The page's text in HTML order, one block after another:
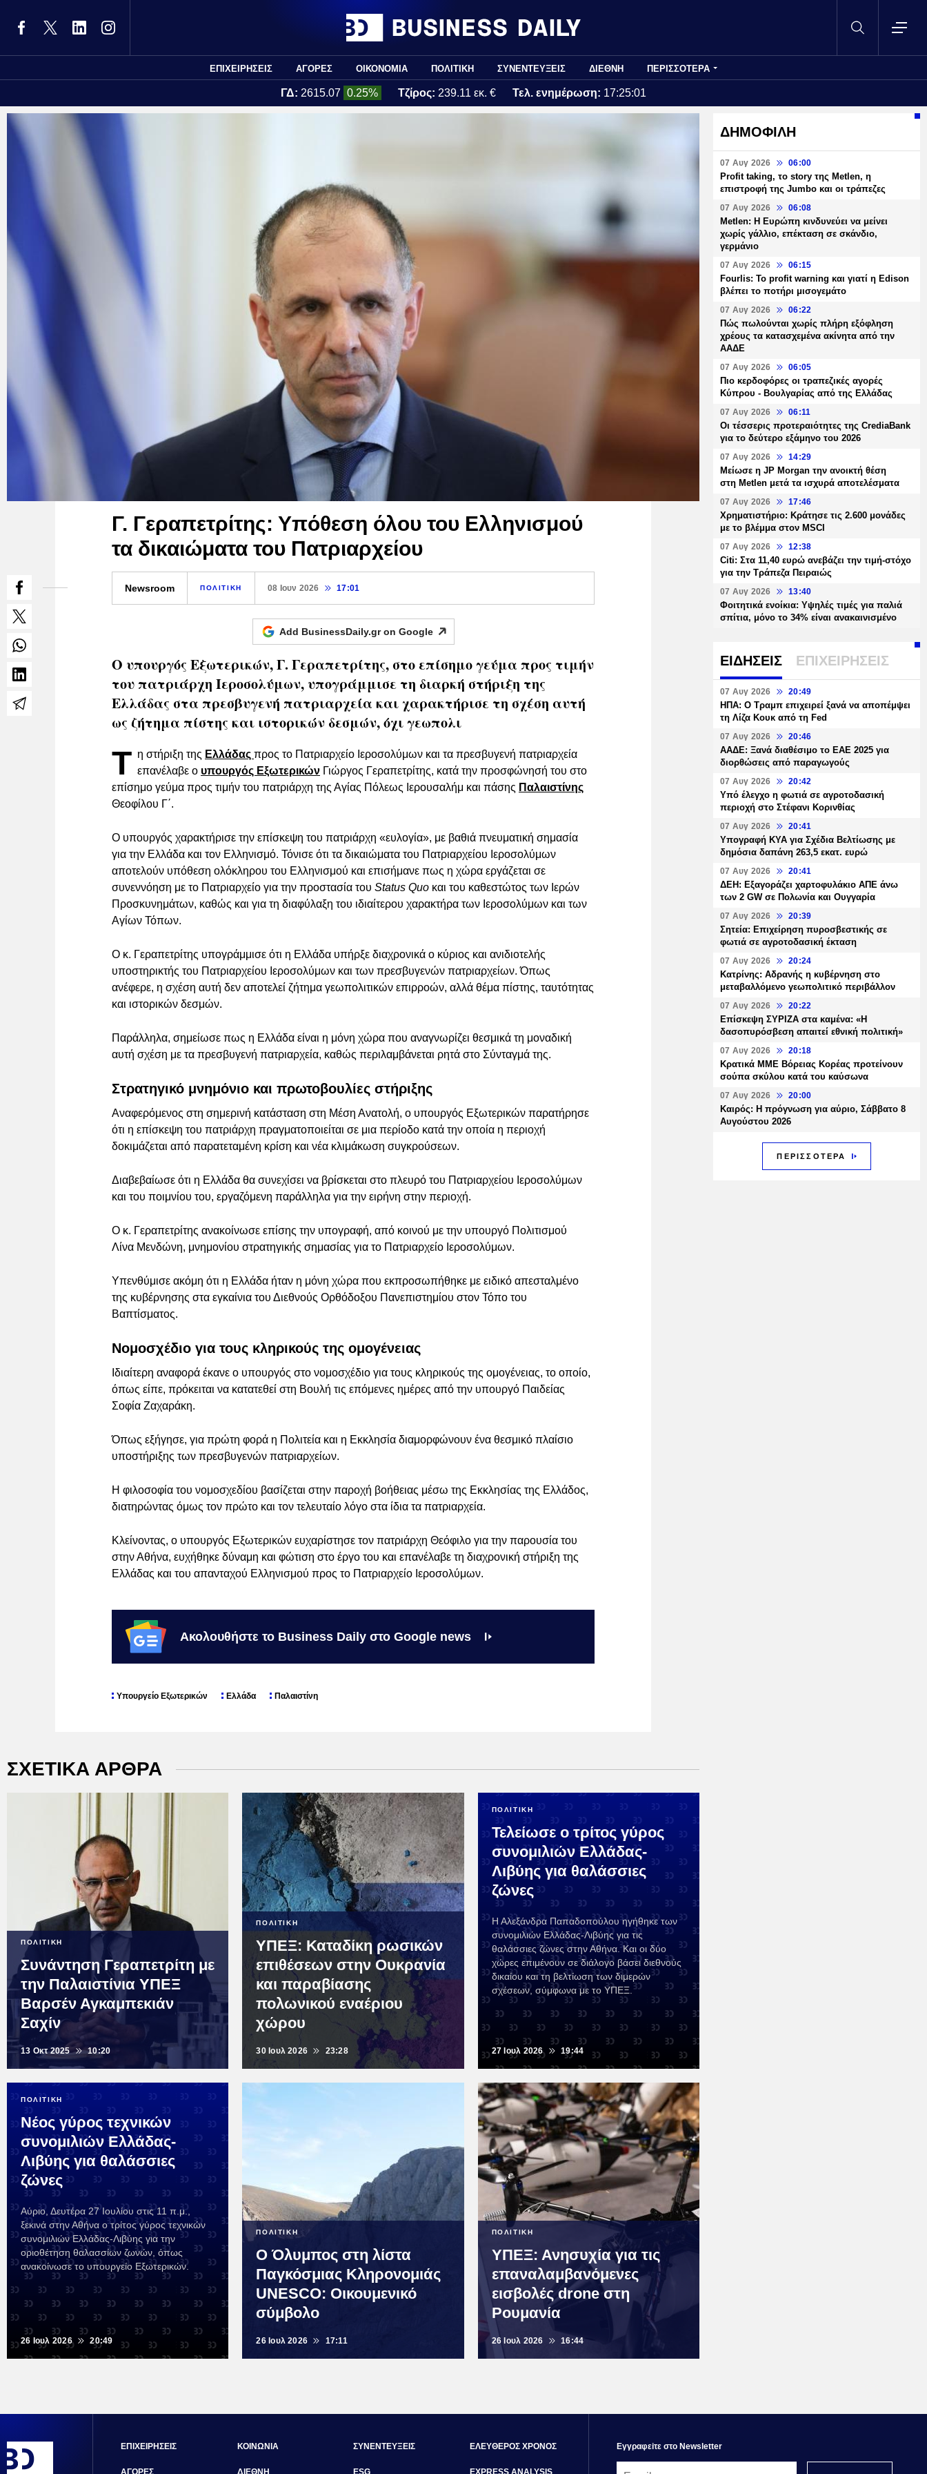
ΕΠΙΧΕΙΡΗΣΕΙΣ ΑΓΟΡΕΣ ΟΙΚΟΝΟΜΙΑ ΠΟΛΙΤΙΚΗ ΣΥΝΕΝΤΕΥΞΕΙΣ ΔΙΕΘΝΗ ΠΕΡΙΣΣΟΤΕΡΑ
ΓΔ: 2615.07 0.25% Τζίρος: 239.11 εκ. € Τελ. ενημέρωση: 17:25:01
Γ. Γεραπετρίτης: Υπόθεση όλου του Ελληνισμού
τα δικαιώματα του Πατριαρχείου
Newsroom ΠΟΛΙΤΙΚΗ 08 Ιουν 2026 17:01
Add BusinessDaily.gr on Google
Ο υπουργός Εξωτερικών, Γ. Γεραπετρίτης, στο επίσημο γεύμα προς τιμήν
του πατριάρχη Ιεροσολύμων, υπογράμμισε τη διαρκή στήριξη της
Ελλάδας στα πρεσβυγενή πατριαρχεία και χαρακτήρισε τη σχέση αυτή
ως ζήτημα πίστης και ιστορικών δεσμών, όχι γεωπολι
Τ η στήριξη της Ελλάδας προς το Πατριαρχείο Ιεροσολύμων και τα πρεσβυγενή πατριαρχεία
επανέλαβε ο υπουργός Εξωτερικών Γιώργος Γεραπετρίτης, κατά την προσφώνησή του στο
επίσημο γεύμα προς τιμήν του πατριάρχη της Αγίας Πόλεως Ιερουσαλήμ και πάσης Παλαιστίνης
Θεοφίλου Γ΄.
Ο υπουργός χαρακτήρισε την επίσκεψη του πατριάρχη «ευλογία», με βαθιά πνευματική σημασία
για την Ελλάδα και τον Ελληνισμό. Τόνισε ότι τα δικαιώματα του Πατριαρχείου Ιεροσολύμων
αποτελούν υπόθεση ολόκληρου του Ελληνισμού και επισήμανε πως η χώρα εργάζεται σε
συνεννόηση με το Πατριαρχείο για την προστασία του Status Quo και του καθεστώτος των Ιερών
Προσκυνημάτων, καθώς και για τη διαφύλαξη του ιδιαίτερου χαρακτήρα των Ιεροσολύμων και των
Αγίων Τόπων.
Ο κ. Γεραπετρίτης υπογράμμισε ότι η Ελλάδα υπήρξε διαχρονικά ο κύριος και ανιδιοτελής
υποστηρικτής του Πατριαρχείου Ιεροσολύμων και των πρεσβυγενών πατριαρχείων. Όπως
ανέφερε, η σχέση αυτή δεν αποτελεί ζήτημα γεωπολιτικών επιρροών, αλλά θέμα πίστης, ταυτότητας
και ιστορικών δεσμών.
Παράλληλα, σημείωσε πως η Ελλάδα είναι η μόνη χώρα που αναγνωρίζει θεσμικά τη μοναδική
αυτή σχέση με τα πρεσβυγενή πατριαρχεία, καθώς περιλαμβάνεται ρητά στο Σύνταγμά της.
Στρατηγικό μνημόνιο και πρωτοβουλίες στήριξης
Αναφερόμενος στη σημερινή κατάσταση στη Μέση Ανατολή, ο υπουργός Εξωτερικών παρατήρησε
ότι η επίσκεψη του πατριάρχη πραγματοποιείται σε μια περίοδο κατά την οποία η περιοχή
δοκιμάζεται από παρατεταμένη κρίση και νέα κλιμάκωση συγκρούσεων.
Διαβεβαίωσε ότι η Ελλάδα θα συνεχίσει να βρίσκεται στο πλευρό του Πατριαρχείου Ιεροσολύμων
και του ποιμνίου του, εργαζόμενη παράλληλα για την ειρήνη στην περιοχή.
Ο κ. Γεραπετρίτης ανακοίνωσε επίσης την υπογραφή, από κοινού με την υπουργό Πολιτισμού
Λίνα Μενδώνη, μνημονίου στρατηγικής σημασίας για το Πατριαρχείο Ιεροσολύμων.
Υπενθύμισε ακόμη ότι η Ελλάδα ήταν η μόνη χώρα που εκπροσωπήθηκε με ειδικό απεσταλμένο
της κυβέρνησης στα εγκαίνια του Διεθνούς Ορθόδοξου Πανεπιστημίου στον Τόπο του
Βαπτίσματος.
Νομοσχέδιο για τους κληρικούς της ομογένειας
Ιδιαίτερη αναφορά έκανε ο υπουργός στο νομοσχέδιο για τους κληρικούς της ομογένειας, το οποίο,
όπως είπε, πρόκειται να κατατεθεί στη Βουλή τις επόμενες ημέρες από την υπουργό Παιδείας
Σοφία Ζαχαράκη.
Όπως εξήγησε, για πρώτη φορά η Πολιτεία και η Εκκλησία διαμορφώνουν ένα θεσμικό πλαίσιο
υποστήριξης των πρεσβυγενών πατριαρχείων.
Η φιλοσοφία του νομοσχεδίου βασίζεται στην παροχή βοήθειας μέσω της Εκκλησίας της Ελλάδος,
διατηρώντας όμως τον πρώτο και τον τελευταίο λόγο στα ίδια τα πατριαρχεία.
Κλείνοντας, ο υπουργός Εξωτερικών ευχαρίστησε τον πατριάρχη Θεόφιλο για την παρουσία του
στην Αθήνα, ευχήθηκε δύναμη και φώτιση στο έργο του και επανέλαβε τη διαχρονική στήριξη της
Ελλάδας και του απανταχού Ελληνισμού προς το Πατριαρχείο Ιεροσολύμων.
Ακολουθήστε το Business Daily στο Google news
Υπουργείο Εξωτερικών Ελλάδα Παλαιστίνη
ΣΧΕΤΙΚΑ ΑΡΘΡΑ
ΠΟΛΙΤΙΚΗ
Συνάντηση Γεραπετρίτη με
την Παλαιστίνια ΥΠΕΞ
Βαρσέν Αγκαμπεκιάν
Σαχίν
13 Οκτ 2025 10:20
ΠΟΛΙΤΙΚΗ
ΥΠΕΞ: Καταδίκη ρωσικών
επιθέσεων στην Ουκρανία
και παραβίασης
πολωνικού εναέριου
χώρου
30 Ιουλ 2026 23:28
ΠΟΛΙΤΙΚΗ
Τελείωσε ο τρίτος γύρος
συνομιλιών Ελλάδας-
Λιβύης για θαλάσσιες
ζώνες
Η Αλεξάνδρα Παπαδοπούλου ηγήθηκε των
συνομιλιών Ελλάδας-Λιβύης για τις
θαλάσσιες ζώνες στην Αθήνα. Και οι δύο
χώρες επιμένουν σε διάλογο βάσει διεθνούς
δικαίου και τη βελτίωση των διμερών
σχέσεων, σύμφωνα με το ΥΠΕΞ.
27 Ιουλ 2026 19:44
ΠΟΛΙΤΙΚΗ
Νέος γύρος τεχνικών
συνομιλιών Ελλάδας-
Λιβύης για θαλάσσιες
ζώνες
Αύριο, Δευτέρα 27 Ιουλίου στις 11 π.μ.,
ξεκινά στην Αθήνα ο τρίτος γύρος τεχνικών
συνομιλιών Ελλάδας-Λιβύης για την
οριοθέτηση θαλασσίων ζωνών, όπως
ανακοίνωσε το υπουργείο Εξωτερικών.
26 Ιουλ 2026 20:49
ΠΟΛΙΤΙΚΗ
Ο Όλυμπος στη λίστα
Παγκόσμιας Κληρονομιάς
UNESCO: Οικουμενικό
σύμβολο
26 Ιουλ 2026 17:11
ΠΟΛΙΤΙΚΗ
ΥΠΕΞ: Ανησυχία για τις
επαναλαμβανόμενες
εισβολές drone στη
Ρουμανία
26 Ιουλ 2026 16:44
ΔΗΜΟΦΙΛΗ
07 Αυγ 2026 06:00
Profit taking, το story της Metlen, η
επιστροφή της Jumbo και οι τράπεζες
07 Αυγ 2026 06:08
Metlen: Η Ευρώπη κινδυνεύει να μείνει
χωρίς γάλλιο, επέκταση σε σκάνδιο,
γερμάνιο
07 Αυγ 2026 06:15
Fourlis: Το profit warning και γιατί η Edison
βλέπει το ποτήρι μισογεμάτο
07 Αυγ 2026 06:22
Πώς πωλούνται χωρίς πλήρη εξόφληση
χρέους τα κατασχεμένα ακίνητα από την
ΑΑΔΕ
07 Αυγ 2026 06:05
Πιο κερδοφόρες οι τραπεζικές αγορές
Κύπρου - Βουλγαρίας από της Ελλάδας
07 Αυγ 2026 06:11
Οι τέσσερις προτεραιότητες της CrediaBank
για το δεύτερο εξάμηνο του 2026
07 Αυγ 2026 14:29
Μείωσε η JP Morgan την ανοικτή θέση
στη Metlen μετά τα ισχυρά αποτελέσματα
07 Αυγ 2026 17:46
Χρηματιστήριο: Κράτησε τις 2.600 μονάδες
με το βλέμμα στον MSCI
07 Αυγ 2026 12:38
Citi: Στα 11,40 ευρώ ανεβάζει την τιμή-στόχο
για την Τράπεζα Πειραιώς
07 Αυγ 2026 13:40
Φοιτητικά ενοίκια: Υψηλές τιμές για παλιά
σπίτια, μόνο το 34% είναι ανακαινισμένο
ΕΙΔΗΣΕΙΣ ΕΠΙΧΕΙΡΗΣΕΙΣ
07 Αυγ 2026 20:49
ΗΠΑ: Ο Τραμπ επιχειρεί ξανά να αποπέμψει
τη Λίζα Κουκ από τη Fed
07 Αυγ 2026 20:46
ΑΑΔΕ: Ξανά διαθέσιμο το ΕΑΕ 2025 για
διορθώσεις από παραγωγούς
07 Αυγ 2026 20:42
Υπό έλεγχο η φωτιά σε αγροτοδασική
περιοχή στο Στέφανι Κορινθίας
07 Αυγ 2026 20:41
Υπογραφή ΚΥΑ για Σχέδια Βελτίωσης με
δημόσια δαπάνη 263,5 εκατ. ευρώ
07 Αυγ 2026 20:41
ΔΕΗ: Εξαγοράζει χαρτοφυλάκιο ΑΠΕ άνω
των 2 GW σε Πολωνία και Ουγγαρία
07 Αυγ 2026 20:39
Σητεία: Επιχείρηση πυροσβεστικής σε
φωτιά σε αγροτοδασική έκταση
07 Αυγ 2026 20:24
Κατρίνης: Αδρανής η κυβέρνηση στο
μεταβαλλόμενο γεωπολιτικό περιβάλλον
07 Αυγ 2026 20:22
Επίσκεψη ΣΥΡΙΖΑ στα καμένα: «Η
δασοπυρόσβεση απαιτεί εθνική πολιτική»
07 Αυγ 2026 20:18
Κρατικά ΜΜΕ Βόρειας Κορέας προτείνουν
σούπα σκύλου κατά του καύσωνα
07 Αυγ 2026 20:00
Καιρός: Η πρόγνωση για αύριο, Σάββατο 8
Αυγούστου 2026
ΠΕΡΙΣΣΟΤΕΡΑ
ΕΠΙΧΕΙΡΗΣΕΙΣ ΚΟΙΝΩΝΙΑ ΣΥΝΕΝΤΕΥΞΕΙΣ ΕΛΕΥΘΕΡΟΣ ΧΡΟΝΟΣ Εγγραφεiτε στο Newsletter